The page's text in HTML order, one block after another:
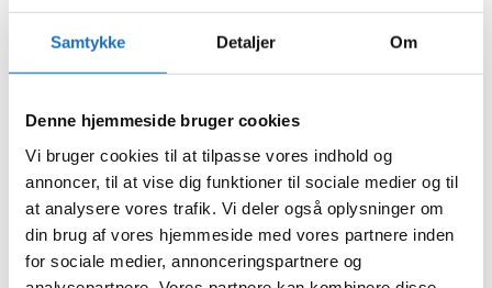
Samtykke Detaljer Om
Denne hjemmeside bruger cookies
Vi bruger cookies til at tilpasse vores indhold og
annoncer, til at vise dig funktioner til sociale medier og til
at analysere vores trafik. Vi deler også oplysninger om
din brug af vores hjemmeside med vores partnere inden
for sociale medier, annonceringspartnere og
juli 2025
maj 2025
februar 2025
december 2024
november 2024
oktober 2024
september 2024
juli 2024
juni 2024
maj 2024